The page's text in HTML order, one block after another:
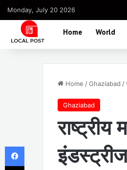
Monday, July 20 2026
Home World
Home /Ghaziabad /
Ghaziabad
Facebook
X